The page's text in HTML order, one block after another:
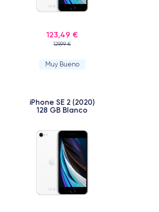
123,49 €
129,99 €
Muy Bueno
iPhone SE 2 (2020)
128 GB Blanco